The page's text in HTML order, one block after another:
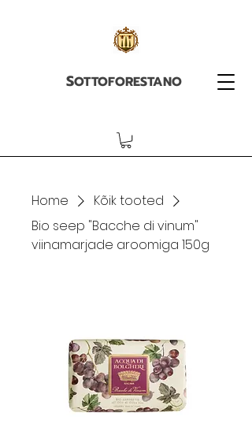
SOTTOFORESTANO
Home
Kõik tooted
Bio seep "Bacche di vinum"
viinamarjade aroomiga 150g